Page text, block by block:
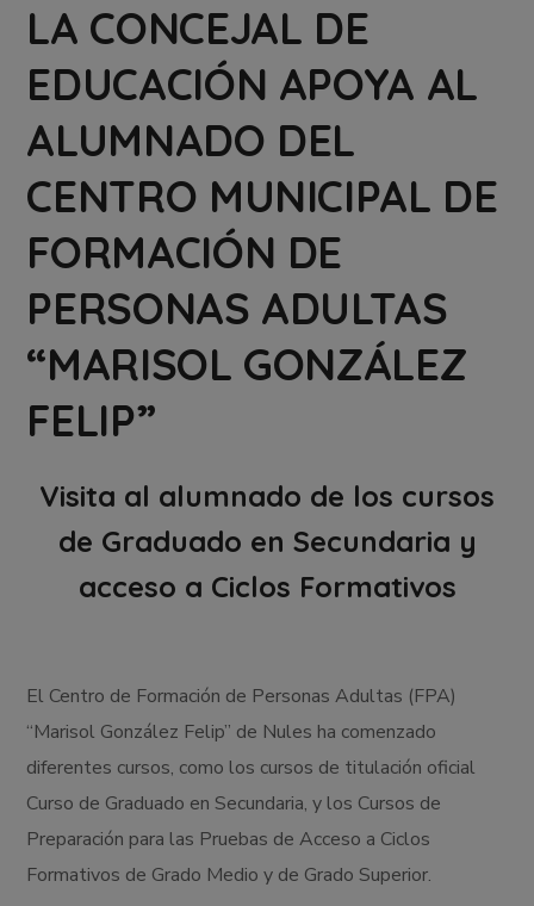
LA CONCEJAL DE
EDUCACIÓN APOYA AL
ALUMNADO DEL
CENTRO MUNICIPAL DE
FORMACIÓN DE
PERSONAS ADULTAS
“MARISOL GONZÁLEZ
FELIP”
Visita al alumnado de los cursos
de Graduado en Secundaria y
acceso a Ciclos Formativos
El Centro de Formación de Personas Adultas (FPA)
“Marisol González Felip” de Nules ha comenzado
diferentes cursos, como los cursos de titulación oficial
Curso de Graduado en Secundaria, y los Cursos de
Preparación para las Pruebas de Acceso a Ciclos
Formativos de Grado Medio y de Grado Superior.